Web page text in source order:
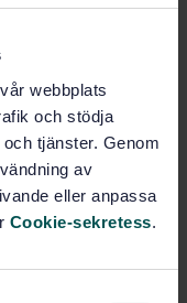
webbplats
och stödja
tjänster. Genom
av
eller anpassa
Cookie-sekretess.
- Read more
Price:1 250 SEK